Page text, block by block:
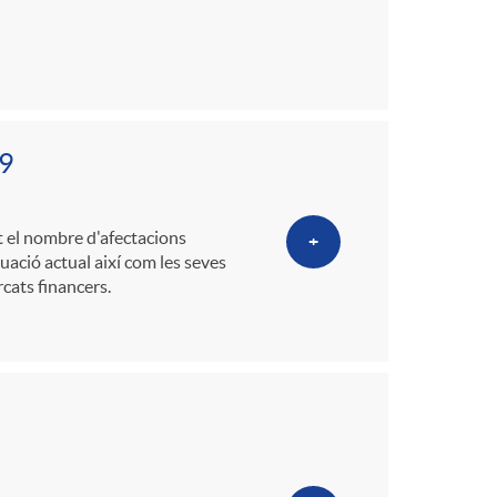
nombre d'afectacions
actual així com les seves
financers.
+